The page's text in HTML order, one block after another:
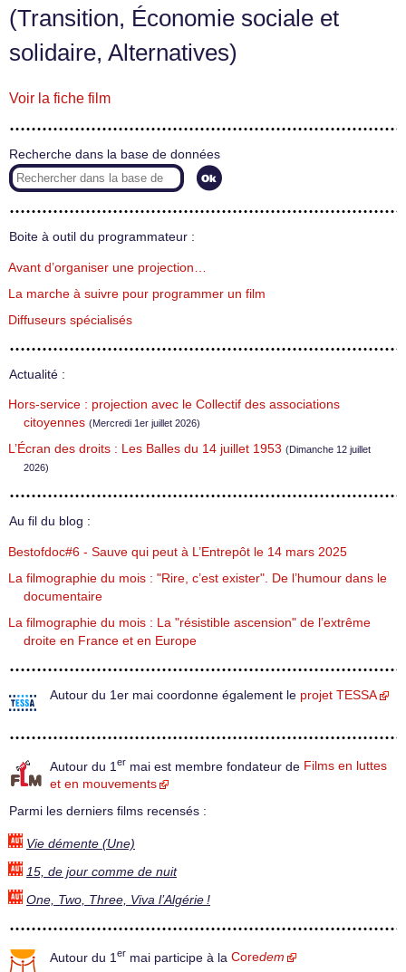
(Transition, Économie sociale et
solidaire, Alternatives)
Voir la fiche film
Recherche dans la base de données
Boite à outil du programmateur :
Avant d’organiser une projection…
La marche à suivre pour programmer un film
Diffuseurs spécialisés
Actualité :
Hors-service : projection avec le Collectif des associations
citoyennes (Mercredi 1er juillet 2026)
L’Écran des droits : Les Balles du 14 juillet 1953 (Dimanche 12 juillet
2026)
Au fil du blog :
Bestofdoc#6 - Sauve qui peut à L’Entrepôt le 14 mars 2025
La filmographie du mois : "Rire, c’est exister". De l’humour dans le
documentaire
La filmographie du mois : La "résistible ascension" de l’extrême
droite en France et en Europe
Autour du 1er mai coordonne également le projet TESSA
Autour du 1 er mai est membre fondateur de Films en luttes
et en mouvements
Parmi les derniers films recensés :
Vie démente (Une)
15, de jour comme de nuit
One, Two, Three, Viva l’Algérie !
Autour du 1 er mai participe à la Coredem